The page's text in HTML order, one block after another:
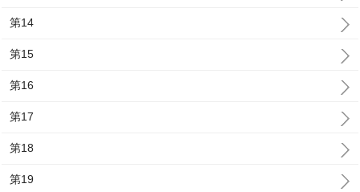
第14
第15
第16
第17
第18
第19